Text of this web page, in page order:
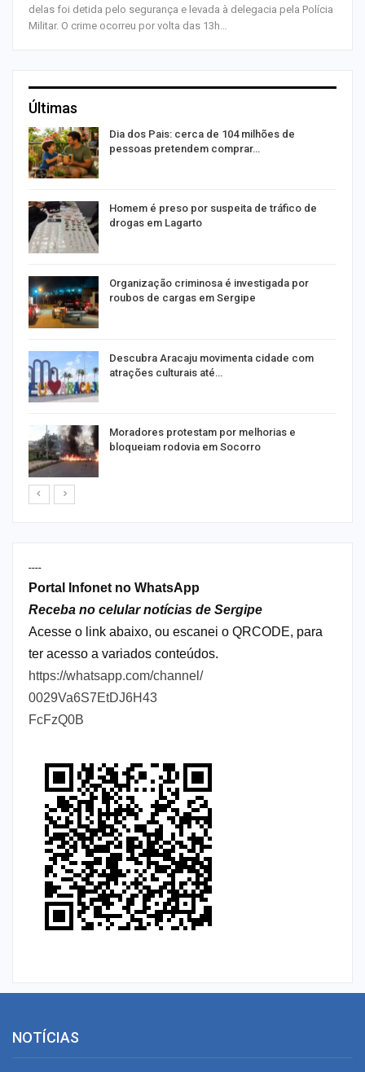
delas foi detida pelo segurança e levada à delegacia pela Polícia
Militar. O crime ocorreu por volta das 13h…
Últimas
Dia dos Pais: cerca de 104 milhões de
pessoas pretendem comprar…
Homem é preso por suspeita de tráfico de
drogas em Lagarto
Organização criminosa é investigada por
roubos de cargas em Sergipe
Descubra Aracaju movimenta cidade com
atrações culturais até…
Moradores protestam por melhorias e
bloqueiam rodovia em Socorro
----
Portal Infonet no WhatsApp
Receba no celular notícias de Sergipe
Acesse o link abaixo, ou escanei o QRCODE, para
ter acesso a variados conteúdos.
https://whatsapp.com/channel/
0029Va6S7EtDJ6H43
FcFzQ0B
NOTÍCIAS